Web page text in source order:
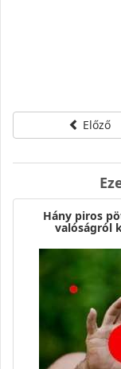
Előző
Hány piros
valóságról